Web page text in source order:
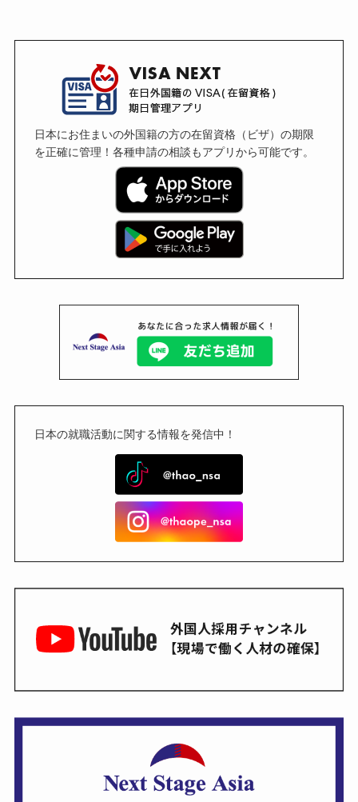
日本にお住まいの外国籍の方の在留資格（ビザ）の期限
を正確に管理！各種申請の相談もアプリから可能です。
日本の就職活動に関する情報を発信中！